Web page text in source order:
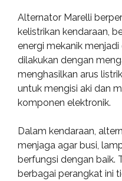
Alternator Marelli
kelistrikan kendaraan,
energi mekanik menjadi
dilakukan dengan
menghasilkan arus
untuk mengisi aki dan
komponen elektronik.
Dalam kendaraan,
menjaga agar busi,
berfungsi dengan baik.
berbagai perangkat ini